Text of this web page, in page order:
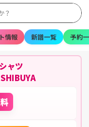
情報 新譜一覧 予約
ャツ